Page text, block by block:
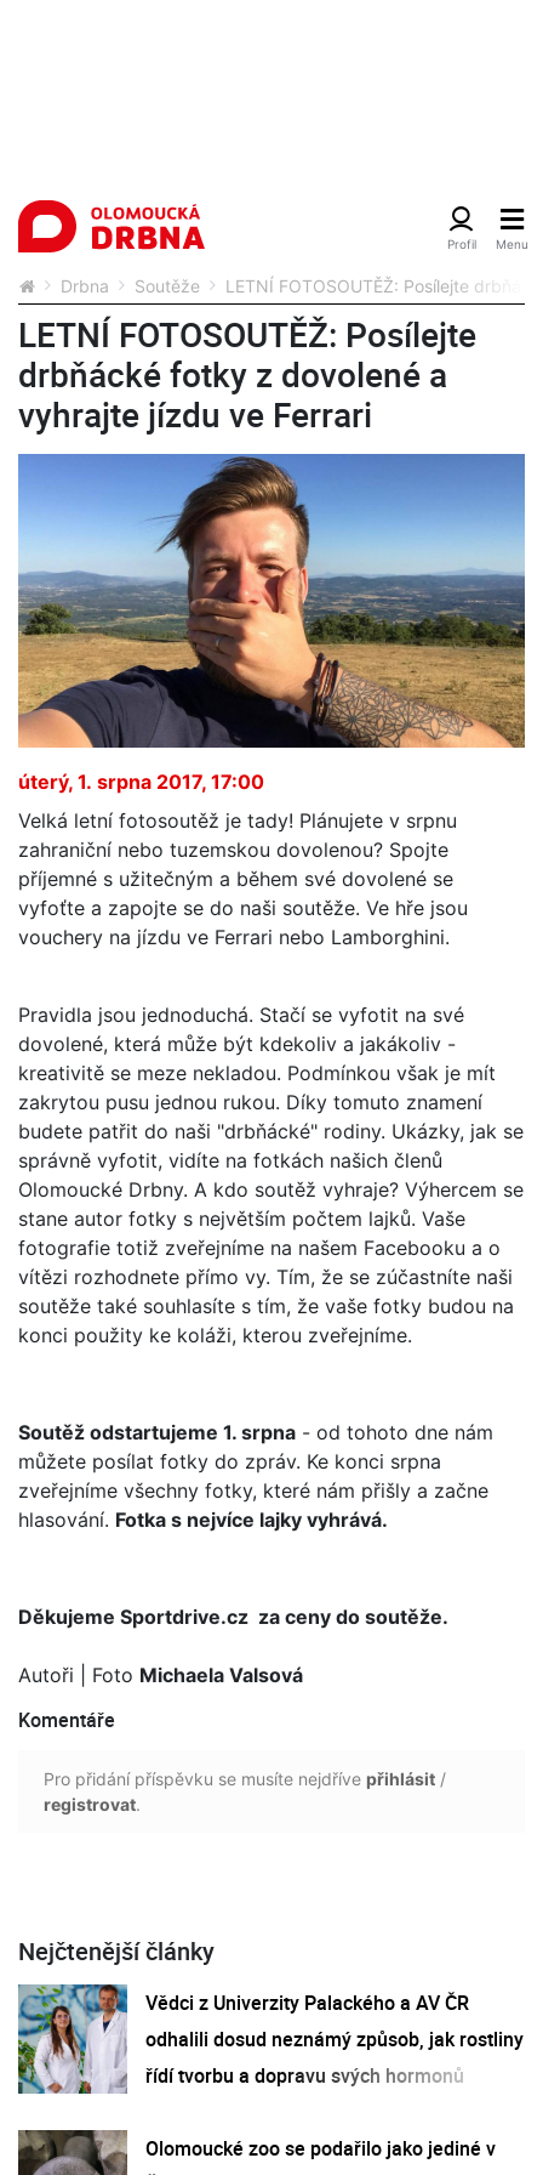
Drbna Soutěže LETNÍ FOTOSOUTĚŽ: Posílejte
LETNÍ FOTOSOUTĚŽ: Posílejte
drbňácké fotky z dovolené a
vyhrajte jízdu ve Ferrari
úterý, 1. srpna 2017, 17:00
Velká letní fotosoutěž je tady! Plánujete v srpnu
zahraniční nebo tuzemskou dovolenou? Spojte
příjemné s užitečným a během své dovolené se
vyfoťte a zapojte se do naši soutěže. Ve hře jsou
vouchery na jízdu ve Ferrari nebo Lamborghini.
Pravidla jsou jednoduchá. Stačí se vyfotit na své
dovolené, která může být kdekoliv a jakákoliv -
kreativitě se meze nekladou. Podmínkou však je mít
zakrytou pusu jednou rukou. Díky tomuto znamení
budete patřit do naši "drbňácké" rodiny. Ukázky, jak se
správně vyfotit, vidíte na fotkách našich členů
Olomoucké Drbny. A kdo soutěž vyhraje? Výhercem se
stane autor fotky s největším počtem lajků. Vaše
fotografie totiž zveřejníme na našem Facebooku a o
vítězi rozhodnete přímo vy. Tím, že se zúčastníte naši
soutěže také souhlasíte s tím, že vaše fotky budou na
konci použity ke koláži, kterou zveřejníme.
Soutěž odstartujeme 1. srpna - od tohoto dne nám
můžete posílat fotky do zpráv. Ke konci srpna
zveřejníme všechny fotky, které nám přišly a začne
hlasování. Fotka s nejvíce lajky vyhrává.
Děkujeme Sportdrive.cz za ceny do soutěže.
Autoři | Foto Michaela Valsová
Komentáře
Pro přidání příspěvku se musíte nejdříve přihlásit /
registrovat.
Nejčtenější články
Vědci z Univerzity Palackého a AV ČR
odhalili dosud neznámý způsob, jak rostliny
řídí tvorbu a dopravu svých hormonů
Olomoucké zoo se podařilo jako jediné v